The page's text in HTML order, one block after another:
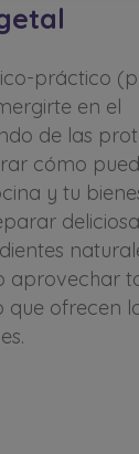
práctico
en el
de las
cómo
y tu
aprovechar
que ofrecen